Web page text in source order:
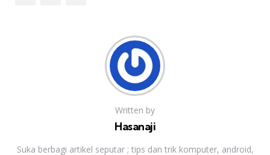
Written by
Hasanaji
Suka berbagi artikel seputar ; tips dan trik komputer, android,